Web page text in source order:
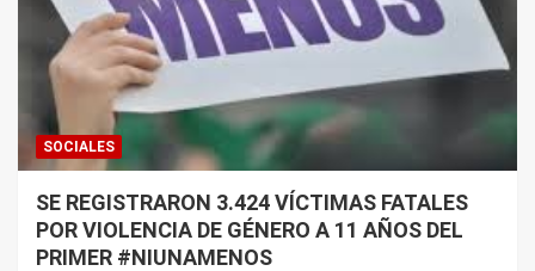
SOCIALES
SE REGISTRARON 3.424 VÍCTIMAS FATALES
POR VIOLENCIA DE GÉNERO A 11 AÑOS DEL
PRIMER #NIUNAMENOS